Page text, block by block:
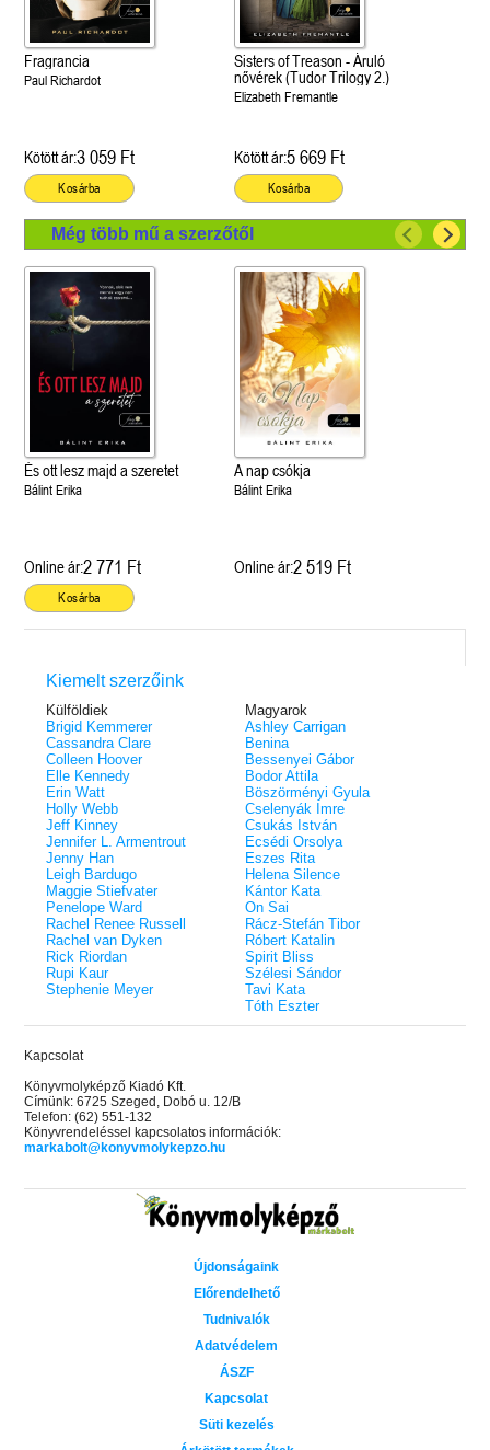
Fragrancia
Paul Richardot
Kötött ár:3 059 Ft
Kosárba
Sisters of Treason - Áruló
nővérek (Tudor Trilogy 2.)
Elizabeth Fremantle
Kötött ár:5 669 Ft
Kosárba
Még több mű a szerzőtől
És ott lesz majd a szeretet
Bálint Erika
Online ár:2 771 Ft
Kosárba
A nap csókja
Bálint Erika
Online ár:2 519 Ft
Kiemelt szerzőink
Külföldiek
Brigid Kemmerer
Cassandra Clare
Colleen Hoover
Elle Kennedy
Erin Watt
Holly Webb
Jeff Kinney
Jennifer L. Armentrout
Jenny Han
Leigh Bardugo
Maggie Stiefvater
Penelope Ward
Rachel Renee Russell
Rachel van Dyken
Rick Riordan
Rupi Kaur
Stephenie Meyer
Magyarok
Ashley Carrigan
Benina
Bessenyei Gábor
Bodor Attila
Böszörményi Gyula
Cselenyák Imre
Csukás István
Ecsédi Orsolya
Eszes Rita
Helena Silence
Kántor Kata
On Sai
Rácz-Stefán Tibor
Róbert Katalin
Spirit Bliss
Szélesi Sándor
Tavi Kata
Tóth Eszter
Kapcsolat
Könyvmolyképző Kiadó Kft.
Címünk: 6725 Szeged, Dobó u. 12/B
Telefon: (62) 551-132
Könyvrendeléssel kapcsolatos információk:
markabolt@konyvmolykepzo.hu
Újdonságaink
Előrendelhető
Tudnivalók
Adatvédelem
ÁSZF
Kapcsolat
Süti kezelés